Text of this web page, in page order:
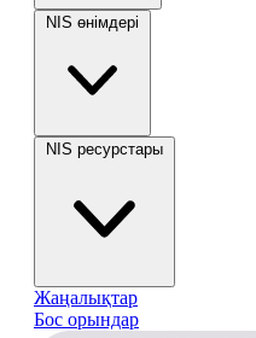
NIS өнімдері
NIS ресурстары
Жаңалықтар
Бос орындар